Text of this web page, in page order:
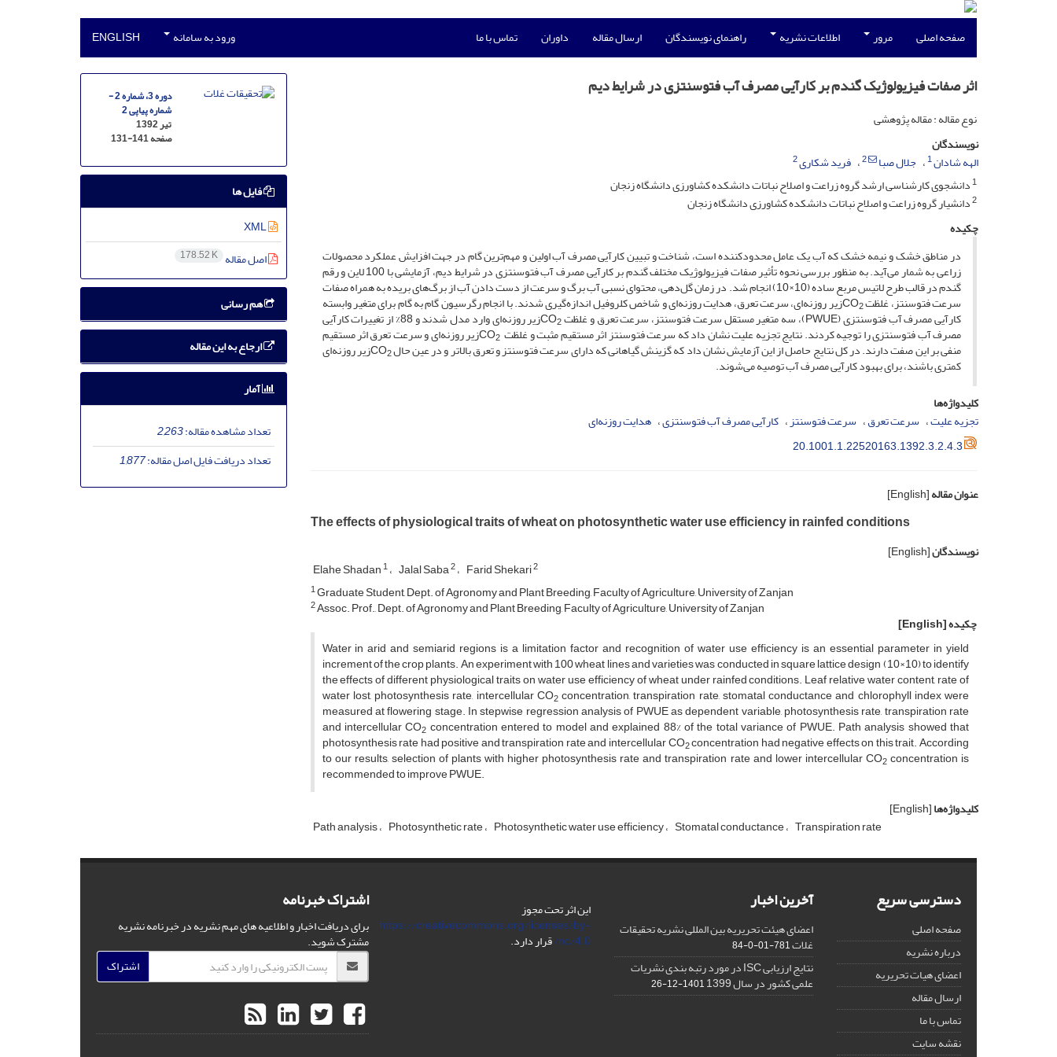
صفحه اصلی مرور اطلاعات نشریه راهنمای نویسندگان ارسال مقاله داوران تماس با ما ورود به سامانه ENGLISH
اثر صفات فیزیولوژیک گندم بر کارآیی مصرف آب فتوسنتزی در شرایط دیم
نوع مقاله : مقاله پژوهشی
نویسندگان
الهه شادان1 جلال صبا 2 فرید شکاری2
1دانشجوی کارشناسی ارشد گروه زراعت و اصلاح نباتات دانشکده کشاورزی دانشگاه زنجان
2دانشیار گروه زراعت و اصلاح نباتات دانشکده کشاورزی دانشگاه زنجان
چکیده
در مناطق خشک و نیمه خشک که آب یک عامل محدودکننده است، شناخت و تبیین کارآیی مصرف آب اولین و مهم‌ترین گام در جهت افزایش عملکرد محصولات
زراعی به شمار می‌آید. به منظور بررسی نحوه تأثیر صفات فیزیولوژیک مختلف گندم بر کارآیی مصرف آب فتوسنتزی در شرایط دیم، آزمایشی با 100 لاین و رقم
گندم در قالب طرح لاتیس مربع ساده (10×10) انجام شد. در زمان گل‌دهی، محتوای نسبی آب برگ و سرعت از دست دادن آب از برگ‌های بریده به همراه صفات
سرعت فتوسنتز، غلظت CO2 زیر روزنه‌ای، سرعت تعرق، هدایت روزنه‌ای و شاخص کلروفیل اندازه‌گیری شدند. با انجام رگرسیون گام به گام برای متغیر وابسته
کارآیی مصرف آب فتوسنتزی (PWUE)، سه متغیر مستقل سرعت فتوسنتز، سرعت تعرق و غلظت CO 2 زیر روزنه‌ای وارد مدل شدند و 88% از تغییرات کارآیی
مصرف آب فتوسنتزی را توجیه کردند. نتایج تجزیه علیت نشان داد که سرعت فتوسنتز اثر مستقیم مثبت و غلظت CO 2 زیر روزنه‌ای و سرعت تعرق اثر مستقیم
منفی بر این صفت دارند. در کل نتایج حاصل از این آزمایش نشان داد که گزینش گیاهانی که دارای سرعت فتوسنتز و تعرق بالاتر و در عین حال CO2 زیر روزنه‌ای
کمتری باشند، برای بهبود کارآیی مصرف آب توصیه می‌شوند.
کلیدواژه‌ها
تجزیه علیت سرعت تعرق سرعت فتوسنتز کارآیی مصرف آب فتوسنتزی هدایت روزنه‌ای
20.1001.1.22520163.1392.3.2.4.3
عنوان مقاله[English]
The effects of physiological traits of wheat on photosynthetic water use efficiency in rainfed conditions
نویسندگان[English]
Elahe Shadan1 Jalal Saba2 Farid Shekari2
1Graduate Student, Dept. of Agronomy and Plant Breeding, Faculty of Agriculture, University of Zanjan
2Assoc. Prof., Dept. of Agronomy and Plant Breeding, Faculty of Agriculture, University of Zanjan
چکیده[English]
Water in arid and semiarid regions is a limitation factor and recognition of water use efficiency is an essential parameter in yield
increment of the crop plants. An experiment with 100 wheat lines and varieties was conducted in square lattice design (10×10) to identify
the effects of different physiological traits on water use efficiency of wheat under rainfed conditions. Leaf relative water content, rate of
water lost, photosynthesis rate, intercellular CO2concentration, transpiration rate, stomatal conductance and chlorophyll index were
measured at flowering stage. In stepwise regression analysis of PWUE as dependent variable, photosynthesis rate, transpiration rate
and intercellular CO2 concentration entered to model and explained 88% of the total variance of PWUE. Path analysis showed that
photosynthesis rate had positive and transpiration rate and intercellular CO2concentration had negative effects on this trait. According
to our results, selection of plants with higher photosynthesis rate and transpiration rate and lower intercellular CO2concentration is
recommended to improve PWUE.
کلیدواژه‌ها[English]
Path analysis Photosynthetic rate Photosynthetic water use efficiency Stomatal conductance Transpiration rate
دوره 3، شماره 2 -
شماره پیاپی 2
تیر 1392
صفحه131-141
فایل ها
XML
اصل مقاله 178.52 K
هم رسانی
ارجاع به این مقاله
آمار
تعداد مشاهده مقاله:2,263
تعداد دریافت فایل اصل مقاله:1,877
دسترسی سریع
صفحه اصلی
درباره نشریه
اعضای هیات تحریریه
ارسال مقاله
تماس با ما
نقشه سایت
آخرین اخبار
اعضای هیئت تحریریه بین المللی نشریه تحقیقات
غلات781-01-0-84
نتایج ارزیابی ISC در مورد رتبه بندی نشریات
علمی کشور در سال 1399 1401-12-26
این اثر تحت مجوز
https://creativecommons.org/licenses/by-
nc/4.0/ قرار دارد.
اشتراک خبرنامه
برای دریافت اخبار و اطلاعیه های مهم نشریه در خبرنامه نشریه
مشترک شوید.
اشتراک